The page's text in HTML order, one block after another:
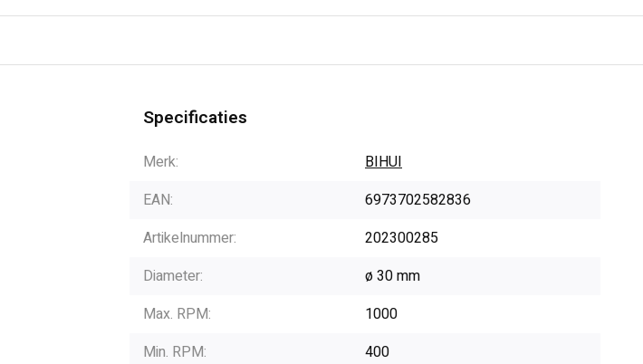
Specificaties
Merk:
BIHUI
EAN:
6973702582836
Artikelnummer:
202300285
Diameter:
ø 30 mm
Max. RPM:
1000
Min. RPM:
400